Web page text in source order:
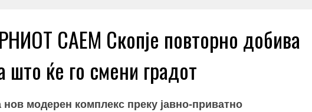
САЕМ Скопје повторно добива
ќе го смени градот
модерен комплекс преку јавно-приватно